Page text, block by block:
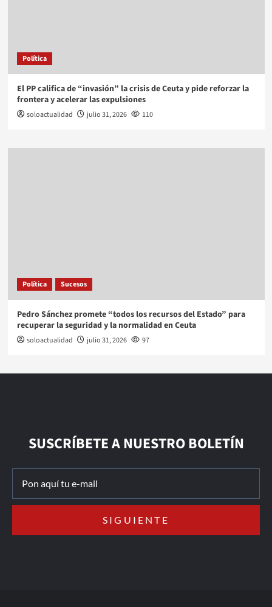
Política
El PP califica de “invasión” la crisis de Ceuta y pide reforzar la
frontera y acelerar las expulsiones
soloactualidad julio 31, 2026 110
Política Sucesos
Pedro Sánchez promete “todos los recursos del Estado” para
recuperar la seguridad y la normalidad en Ceuta
soloactualidad julio 31, 2026 97
SUSCRÍBETE A NUESTRO BOLETÍN